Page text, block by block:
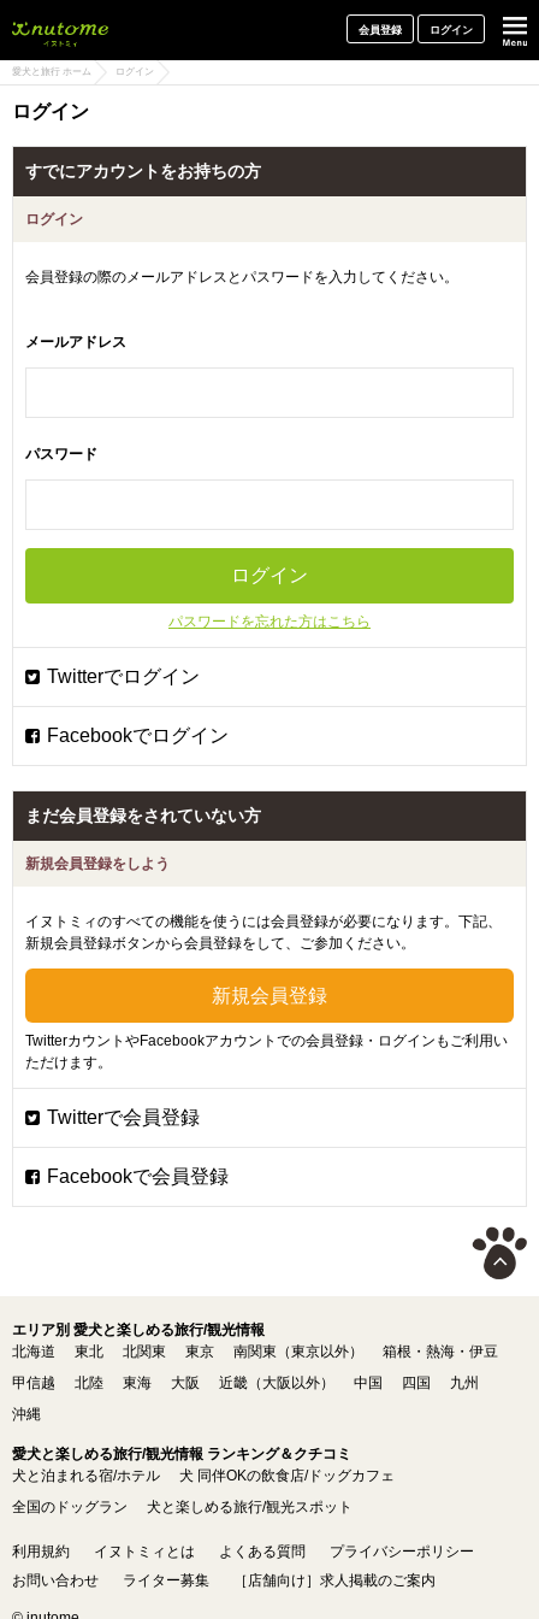
会員登録 ログイン
愛犬と旅行 ホーム ログイン
ログイン
すでにアカウントをお持ちの方
ログイン
会員登録の際のメールアドレスとパスワードを入力してください。
メールアドレス
パスワード
パスワードを忘れた方はこちら
まだ会員登録をされていない方
新規会員登録をしよう
イヌトミィのすべての機能を使うには会員登録が必要になります。下記、
新規会員登録ボタンから会員登録をして、ご参加ください。
TwitterカウントやFacebookアカウントでの会員登録・ログインもご利用い
ただけます。
エリア別 愛犬と楽しめる旅行/観光情報
北海道
東北 北関東 東京 南関東（東京以外）
箱根・熱海・伊豆
甲信越
北陸 東海 大阪 近畿（大阪以外） 中国 四国
九州
沖縄
愛犬と楽しめる旅行/観光情報 ランキング＆クチコミ
犬と泊まれる宿/ホテル
犬 同伴OKの飲食店/ドッグカフェ
全国のドッグラン
犬と楽しめる旅行/観光スポット
利用規約 イヌトミィとは よくある質問
プライバシーポリシー
お問い合わせ
ライター募集 ［店舗向け］求人掲載のご案内